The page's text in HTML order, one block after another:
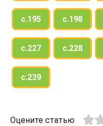
с.195 с.198
с.227 с.228
с.239
Оцените статью